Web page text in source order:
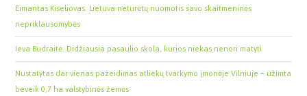
Eimantas Kiseliovas. Lietuva neturėtų nuomotis savo skaitmeninės
nepriklausomybės
Ieva Budraitė. Didžiausia pasaulio skola, kurios niekas nenori matyti
Nustatytas dar vienas pažeidimas atliekų tvarkymo įmonėje Vilniuje – užimta
beveik 0,7 ha valstybinės žemės